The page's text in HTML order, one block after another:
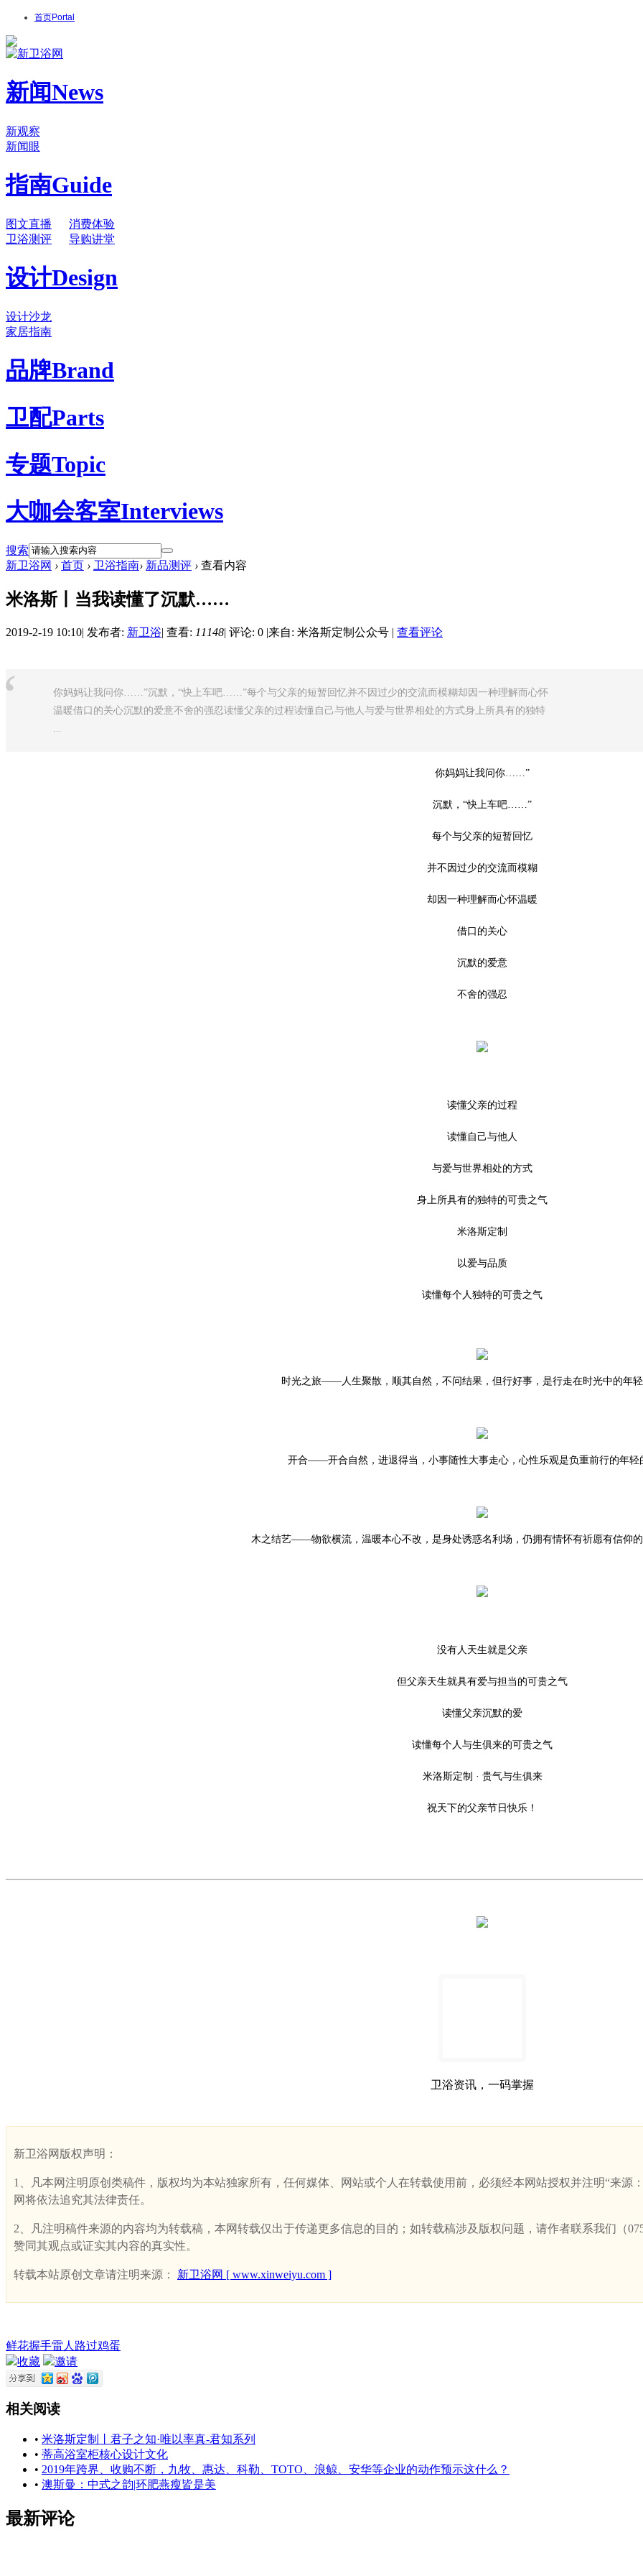
首页Portal
新闻News
新观察
新闻眼
指南Guide
图文直播
消费体验
卫浴测评
导购讲堂
设计Design
设计沙龙
家居指南
品牌Brand
卫配Parts
专题Topic
大咖会客室Interviews
搜索
新卫浴网 › 首页 › 卫浴指南› 新品测评 › 查看内容
米洛斯丨当我读懂了沉默……
2019-2-19 10:10| 发布者: 新卫浴| 查看: 11148| 评论: 0 |来自: 米洛斯定制公众号 | 查看评论
你妈妈让我问你……”沉默，“快上车吧……”每个与父亲的短暂回忆并不因过少的交流而模糊却因一种理解而心怀
温暖借口的关心沉默的爱意不舍的强忍读懂父亲的过程读懂自己与他人与爱与世界相处的方式身上所具有的独特
你妈妈让我问你……”
沉默，“快上车吧……”
每个与父亲的短暂回忆
并不因过少的交流而模糊
却因一种理解而心怀温暖
借口的关心
沉默的爱意
不舍的强忍
读懂父亲的过程
读懂自己与他人
与爱与世界相处的方式
身上所具有的独特的可贵之气
米洛斯定制
以爱与品质
读懂每个人独特的可贵之气
时光之旅——人生聚散，顺其自然，不问结果，但行好事，是行走在时光中的年
开合——开合自然，进退得当，小事随性大事走心，心性乐观是负重前行的年轻
木之结艺——物欲横流，温暖本心不改，是身处诱惑名利场，仍拥有情怀有祈愿有信仰
没有人天生就是父亲
但父亲天生就具有爱与担当的可贵之气
读懂父亲沉默的爱
读懂每个人与生俱来的可贵之气
米洛斯定制 · 贵气与生俱来
祝天下的父亲节日快乐！
卫浴资讯，一码掌握
新卫浴网版权声明：
1、凡本网注明原创类稿件，版权均为本站独家所有，任何媒体、网站或个人在转载使用前，必须经本网站授权并注明“来源
网将依法追究其法律责任。
2、凡注明稿件来源的内容均为转载稿，本网转载仅出于传递更多信息的目的；如转载稿涉及版权问题，请作者联系我们（
赞同其观点或证实其内容的真实性。
转载本站原创文章请注明来源： 新卫浴网 [ www.xinweiyu.com ]
鲜花握手雷人 路过鸡蛋
收藏
邀请
相关阅读
• 米洛斯定制丨君子之知·唯以率真-君知系列
• 蒂高浴室柜核心设计文化
• 2019年跨界、收购不断，九牧、惠达、科勒、TOTO、浪鲸、安华等企业的动作预示这什么？
• 澳斯曼：中式之韵|环肥燕瘦皆是美
最新评论